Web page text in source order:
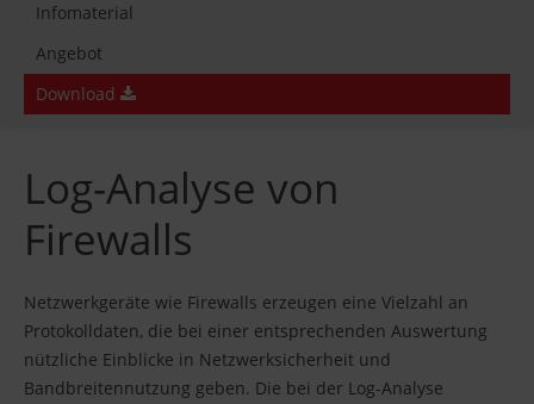
Infomaterial
Angebot
Download
Log-Analyse von
Firewalls
Netzwerkgeräte wie Firewalls erzeugen eine Vielzahl an
Protokolldaten, die bei einer entsprechenden Auswertung
nützliche Einblicke in Netzwerksicherheit und
Bandbreitennutzung geben. Die bei der Log-Analyse